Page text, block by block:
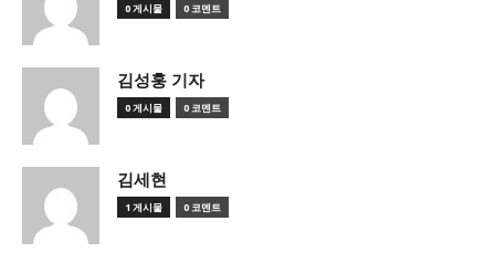
0 게시물 0 코멘트
김성훙 기자
0 게시물 0 코멘트
김세현
1 게시물 0 코멘트